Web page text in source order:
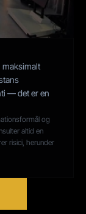
maksimalt
— det er en
og
altid en
risici, herunder